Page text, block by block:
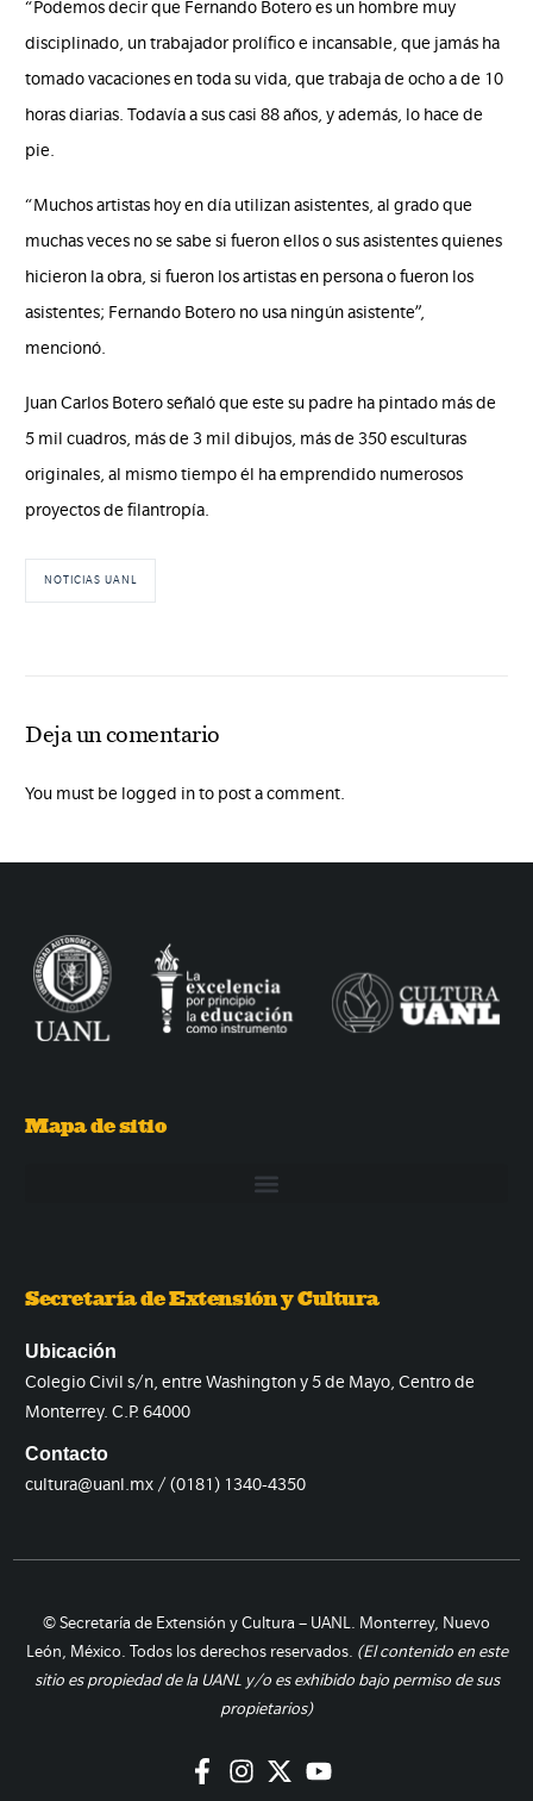
“Podemos decir que Fernando Botero es un hombre muy
disciplinado, un trabajador prolífico e incansable, que jamás ha
tomado vacaciones en toda su vida, que trabaja de ocho a de 10
horas diarias. Todavía a sus casi 88 años, y además, lo hace de
pie.
“Muchos artistas hoy en día utilizan asistentes, al grado que
muchas veces no se sabe si fueron ellos o sus asistentes quienes
hicieron la obra, si fueron los artistas en persona o fueron los
asistentes; Fernando Botero no usa ningún asistente”,
mencionó.
Juan Carlos Botero señaló que este su padre ha pintado más de
5 mil cuadros, más de 3 mil dibujos, más de 350 esculturas
originales, al mismo tiempo él ha emprendido numerosos
proyectos de filantropía.
NOTICIAS UANL
Deja un comentario
You must be logged in to post a comment.
Mapa de sitio
Secretaría de Extensión y Cultura
Ubicación
Colegio Civil s/n, entre Washington y 5 de Mayo, Centro de
Monterrey. C.P. 64000
Contacto
cultura@uanl.mx / (0181) 1340-4350
© Secretaría de Extensión y Cultura – UANL. Monterrey, Nuevo
León, México. Todos los derechos reservados. (El contenido en este
sitio es propiedad de la UANL y/o es exhibido bajo permiso de sus
propietarios)